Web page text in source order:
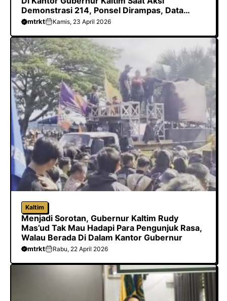
Demonstrasi 214, Ponsel Dirampas, Data
Dihapus Hingga Dilarang Meliput
mtrkt Kamis, 23 April 2026
Kaltim
Menjadi Sorotan, Gubernur Kaltim Rudy
Mas’ud Tak Mau Hadapi Para Pengunjuk Rasa,
Walau Berada Di Dalam Kantor Gubernur
mtrkt Rabu, 22 April 2026